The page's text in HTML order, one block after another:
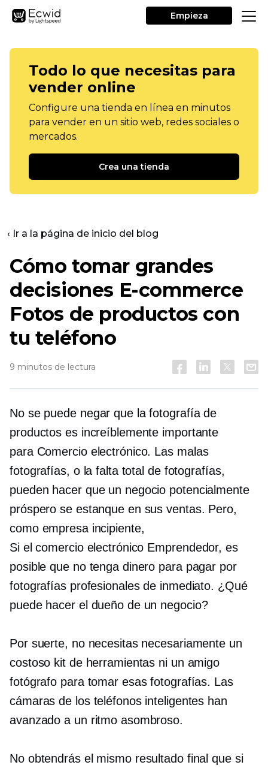
Empieza
Todo lo que necesitas para
vender online
Configure una tienda en línea en minutos
para vender en un sitio web, redes sociales o
mercados.
Crea una tienda
‹ Ir a la página de inicio del blog
Cómo tomar grandes
decisiones E-commerce
Fotos de productos con
tu teléfono
9 minutos de lectura
No se puede negar que la fotografía de
productos es increíblemente importante
para Comercio electrónico. Las malas
fotografías, o la falta total de fotografías,
pueden hacer que un negocio potencialmente
próspero se estanque en sus ventas. Pero,
como empresa incipiente,
Si el comercio electrónico Emprendedor, es
posible que no tenga dinero para pagar por
fotografías profesionales de inmediato. ¿Qué
puede hacer el dueño de un negocio?
Por suerte, no necesitas necesariamente un
costoso kit de herramientas ni un amigo
fotógrafo para tomar esas fotografías. Las
cámaras de los teléfonos inteligentes han
avanzado a un ritmo asombroso.
No obtendrás el mismo resultado final que si